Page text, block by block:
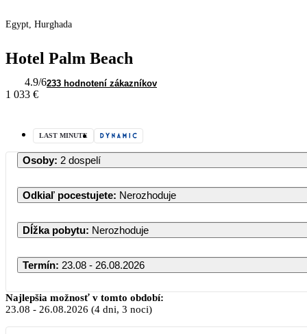
Egypt, Hurghada
Hotel Palm Beach
4.9/6233 hodnotení zákazníkov
1 033 €
LAST MINUTE
Osoby: 2 dospelí
Odkiaľ pocestujete: Nerozhoduje
Dĺžka pobytu: Nerozhoduje
Termín: 23.08 - 26.08.2026
Najlepšia možnosť v tomto období:
23.08 - 26.08.2026 (4 dni, 3 noci)